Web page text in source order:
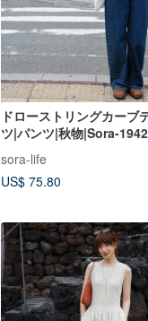
ドローストリングカーブ
ツ|パンツ|秋物|Sora-1942
sora-life
US$ 75.80